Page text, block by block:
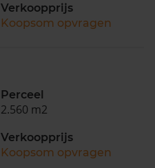
Verkoopprijs
Koopsom opvragen
Perceel
2.560 m2
Verkoopprijs
Koopsom opvragen